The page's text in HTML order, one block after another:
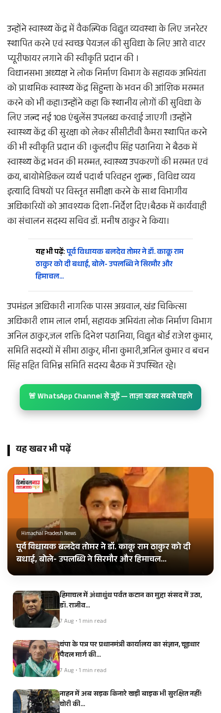
उन्होंने स्वास्थ्य केंद्र में वैकल्पिक विद्युत व्यवस्था के लिए जनरेटर
स्थापित करने एवं स्वच्छ पेयजल की सुविधा के लिए आरो वाटर
प्यूरीफायर लगाने की स्वीकृति प्रदान की ।
विधानसभा अध्यक्ष ने लोक निर्माण विभाग के सहायक अभियंता
को प्राथमिक स्वास्थ्य केंद्र सिहुन्ता के भवन की आंशिक मरम्मत
करने को भी कहा।उन्होंने कहा कि स्थानीय लोगों की सुविधा के
लिए जल्द नई 108 एंबुलेंस उपलब्ध करवाई जाएगी ।उन्होंने
स्वास्थ्य केंद्र की सुरक्षा को लेकर सीसीटीवी कैमरा स्थापित करने
की भी स्वीकृति प्रदान की ।कुलदीप सिंह पठानिया ने बैठक में
स्वास्थ्य केंद्र भवन की मरम्मत, स्वास्थ्य उपकरणों की मरम्मत एवं
क्रय, बायोमेडिकल व्यर्थ पदार्थ परिवहन शुल्क , विविध व्यय
इत्यादि विषयों पर विस्तृत समीक्षा करने के साथ विभागीय
अधिकारियों को आवश्यक दिशा-निर्देश दिए।बैठक में कार्यवाही
का संचालन सदस्य सचिव डॉ. मनीष ठाकुर ने किया।
यह भी पढ़ें:पूर्व विधायक बलदेव तोमर ने डॉ. काकू राम
ठाकुर को दी बधाई, बोले- उपलब्धि ने सिरमौर और
हिमाचल…
उपमंडल अधिकारी नागरिक पारस अग्रवाल, खंड चिकित्सा
अधिकारी शाम लाल शर्मा, सहायक अभियंता लोक निर्माण विभाग
अनिल ठाकुर,जल शक्ति दिनेश पठानिया, विद्युत बोर्ड राजेश कुमार,
समिति सदस्यों में सीमा ठाकुर, मीना कुमारी,अनिल कुमार व बचन
सिंह सहित विभिन्न समिति सदस्य बैठक में उपस्थित रहे।
🚨 WhatsApp Channel से जुड़ें — ताज़ा खबर सबसे पहले
यह खबर भी पढ़ें
Himachal Pradesh News
पूर्व विधायक बलदेव तोमर ने डॉ. काकू राम ठाकुर को दी
बधाई, बोले- उपलब्धि ने सिरमौर और हिमाचल…
हिमाचल में अंधाधुंध पर्वत कटान का मुद्दा संसद में उठा,
डॉ. राजीव…
7 Aug • 1 min read
चंपा के पत्र पर प्रधानमंत्री कार्यालय का संज्ञान, चूड़धार
पैदल मार्ग की…
7 Aug • 1 min read
नाहन में अब सड़क किनारे खड़ी बाइक भी सुरक्षित नहीं!
चोरी की…